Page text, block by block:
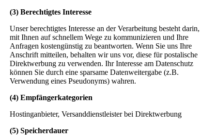
(3) Berechtigtes Interesse
Unser berechtigtes Interesse an der Verarbeitung besteht darin,
mit Ihnen auf schnellem Wege zu kommunizieren und Ihre
Anfragen kostengünstig zu beantworten. Wenn Sie uns Ihre
Anschrift mitteilen, behalten wir uns vor, diese für postalische
Direktwerbung zu verwenden. Ihr Interesse am Datenschutz
können Sie durch eine sparsame Datenweitergabe (z.B.
Verwendung eines Pseudonyms) wahren.
(4) Empfängerkategorien
Hostinganbieter, Versanddienstleister bei Direktwerbung
(5) Speicherdauer